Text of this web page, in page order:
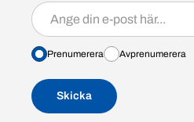
Prenumerera/avprenumerera
Prenumerera Avprenumerera
Skicka